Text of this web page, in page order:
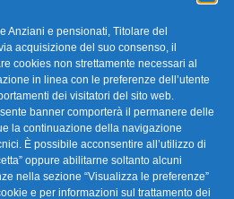
Anziani e pensionati, Titolare del
acquisizione del suo consenso, il
cookies non strettamente necessari al
in linea con le preferenze dell’utente
dei visitatori del sito web.
banner comporterà il permanere delle
la continuazione della navigazione
È possibile acconsentire all’utilizzo di
oppure abilitarne soltanto alcuni
nella sezione “Visualizza le preferenze”
e per informazioni sul trattamento dei
Frequenti